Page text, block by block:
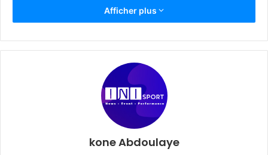
Kylian est très intelligent, il sait ce qu’il fait, il n’aime pas
Afficher plus
kone Abdoulaye